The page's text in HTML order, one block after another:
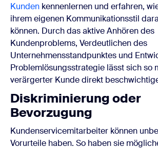
Kunden kennenlernen und erfahren,
ihrem eigenen Kommunikationsstil
können. Durch das aktive Anhören des
Kundenproblems, Verdeutlichen des
Unternehmensstandpunktes und
Problemlösungsstrategie lässt sich so
verärgerter Kunde direkt
Diskriminierung oder
Bevorzugung
Kundenservicemitarbeiter können
Vorurteile haben. So haben sie